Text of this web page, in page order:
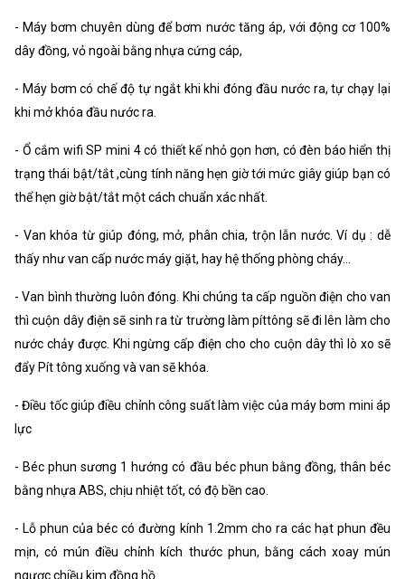
- Máy bơm chuyên dùng để bơm nước tăng áp, với động cơ 100%
dây đồng, vỏ ngoài bằng nhựa cứng cáp,
- Máy bơm có chế độ tự ngắt khi khi đóng đầu nước ra, tự chạy lại
khi mở khóa đầu nước ra.
- Ổ cắm wifi SP mini 4 có thiết kế nhỏ gọn hơn, có đèn báo hiển thị
trạng thái bật/tắt ,cùng tính năng hẹn giờ tới mức giây giúp bạn có
thể hẹn giờ bật/tắt một cách chuẩn xác nhất.
- Van khóa từ giúp đóng, mở, phân chia, trộn lẫn nước. Ví dụ : dễ
thấy như van cấp nước máy giặt, hay hệ thống phòng cháy…
- Van bình thường luôn đóng. Khi chúng ta cấp nguồn điện cho van
thì cuộn dây điện sẽ sinh ra từ trường làm píttông sẽ đi lên làm cho
nước chảy được. Khi ngừng cấp điện cho cho cuộn dây thì lò xo sẽ
đẩy Pít tông xuống và van sẽ khóa.
- Điều tốc giúp điều chỉnh công suất làm việc của máy bơm mini áp
lực
- Béc phun sương 1 hướng có đầu béc phun bằng đồng, thân béc
bằng nhựa ABS, chịu nhiệt tốt, có độ bền cao.
- Lỗ phun của béc có đường kính 1.2mm cho ra các hạt phun đều
mịn, có mún điều chỉnh kích thước phun, bằng cách xoay mún
ngược chiều kim đồng hồ.